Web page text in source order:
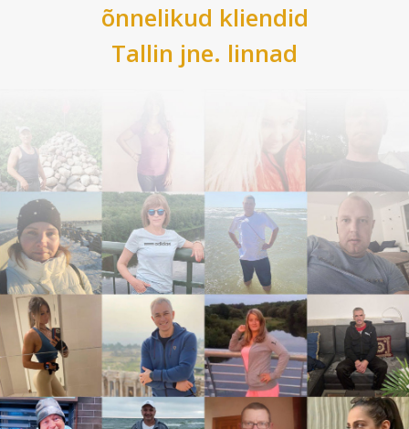
õnnelikud kliendid
Tallin jne. linnad